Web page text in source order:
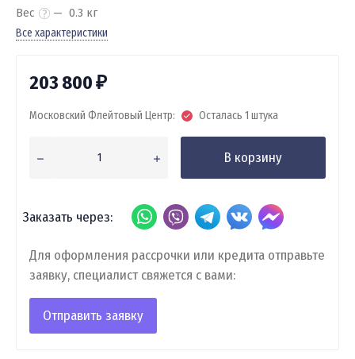
Вес
0.3 кг
Все характеристики
203 800₽
Московский Флейтовый Центр: Осталась 1 штука
В корзину
Заказать через:
Для оформления рассрочки или кредита отправьте
заявку, специалист свяжется с вами:
Отправить заявку